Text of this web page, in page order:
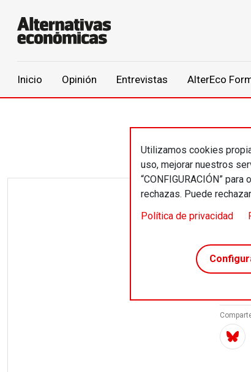
Inicio Opinión Entrevistas AlterEco
Utilizamos cookies
uso, mejorar nuestros
“CONFIGURACIÓN”
rechazas. Puede
Política de privacidad